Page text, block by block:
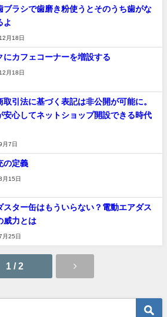
ブラシで歯磨き粉使うとそのうち歯がな
よ
月18日
にカフェコーナーを増設する
月18日
取引法に基づく表記は非公開が可能に。
安心してネットショップ開設できる時代
月7日
の定義
月15日
スター缶はもういらない？電動エアダス
威力とは
月25日
1 / 2